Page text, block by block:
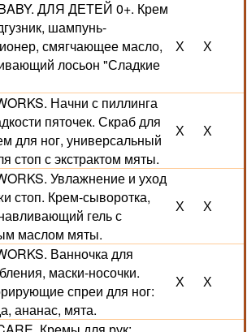
ДЛЯ ДЕТЕЙ 0+. Крем
шампунь-
смягчающее масло,
лосьон "Сладкие
Х Х
Начни с пиллинга
пяточек. Скраб для
для ног, универсальный
стоп с экстрактом мяты.
Х Х
Увлажнение и уход
стоп. Крем-сыворотка,
гель с
маслом мяты.
Х Х
Ванночка для
маски-носочки.
спреи для ног:
ананас, мята.
Х Х